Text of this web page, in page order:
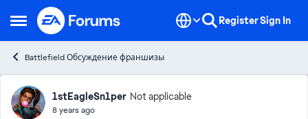
Open Side Menu
Skip to content RegisterSign In
Battlefield Обсуждение франшизы
Forum Discussion
1stEagleSn1per Not applicable
8 years ago